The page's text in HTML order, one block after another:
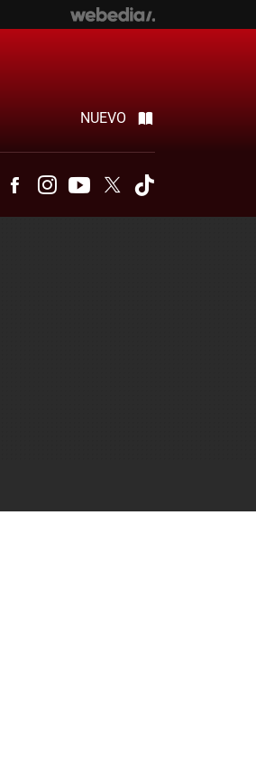
NUEVO
TelegramFacebookInstagramYoutubeTwitter